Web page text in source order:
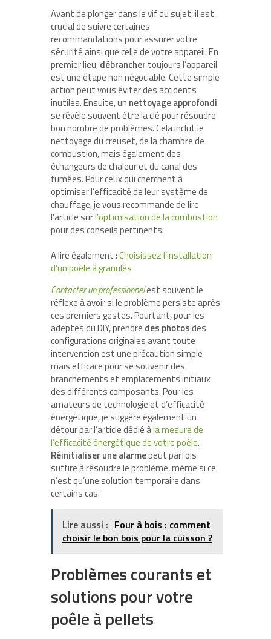
Avant de plonger dans le vif du sujet, il est
crucial de suivre certaines
recommandations pour assurer votre
sécurité ainsi que celle de votre appareil. En
premier lieu,débrancher toujours l’appareil
est une étape non négociable. Cette simple
action peut vous éviter des accidents
inutiles. Ensuite, un nettoyage approfondi
se révèle souvent être la clé pour résoudre
bon nombre de problèmes. Cela inclut le
nettoyage du creuset, de la chambre de
combustion, mais également des
échangeurs de chaleur et du canal des
fumées. Pour ceux qui cherchent à
optimiser l’efficacité de leur système de
chauffage, je vous recommande de lire
l’article surl’optimisation de la combustion
pour des conseils pertinents.
A lire également :Choisissez l’installation
d’un poêle à granulés
Contacter un professionnelest souvent le
réflexe à avoir si le problème persiste après
ces premiers gestes. Pourtant, pour les
adeptes du DIY, prendre des photosdes
configurations originales avant toute
intervention est une précaution simple
mais efficace pour se souvenir des
branchements et emplacements initiaux
des différents composants. Pour les
amateurs de technologie et d’efficacité
énergétique, je suggère également un
détour par l’article dédié àla mesure de
l’efficacité énergétique de votre poêle.
Réinitialiser une alarmepeut parfois
suffire à résoudre le problème, même si ce
n’est qu’une solution temporaire dans
certains cas.
Lire aussi : Four à bois : comment
choisir le bon bois pour la cuisson ?
Problèmes courants et
solutions pour votre
poêle à pellets